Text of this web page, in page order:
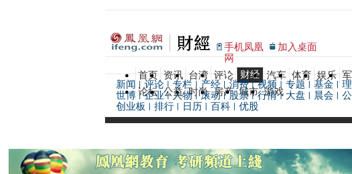
手机凤凰
网
加入桌面
首页 资讯 台湾 评论 财经 汽车 体育 娱乐
论坛 公益 时尚 房产 城市 游戏
新闻 评论 专栏 产经 消费 视频 专题 基金
世博
企业 人物 滚动 股票 行情 大盘 晨会
创业板
排行 日历 百科 优股